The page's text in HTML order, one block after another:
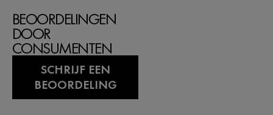
BEOORDELINGEN
DOOR
CONSUMENTEN
SCHRIJF EEN
BEOORDELING